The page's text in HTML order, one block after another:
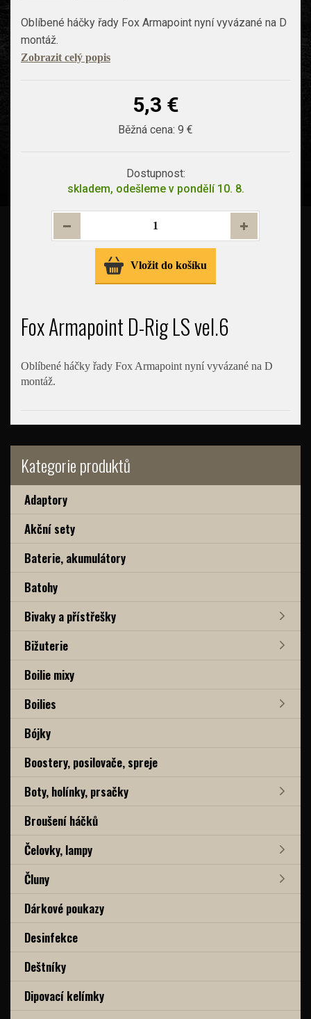
Kategorie produktů
Adaptory
Akční sety
Baterie, akumulátory
Batohy
Bivaky a přístřešky
Bižuterie
Boilie mixy
Boilies
Bójky
Boostery, posilovače, spreje
Boty, holínky, prsačky
Broušení háčků
Čelovky, lampy
Čluny
Dárkové poukazy
Desinfekce
Deštníky
Dipovací kelímky
Oblíbené háčky řady Fox Armapoint nyní vyvázané na D
montáž.
Zobrazit celý popis
5,3 €
Běžná cena: 9 €
Dostupnost:
skladem, odešleme v pondělí 10. 8.
Vložit do košíku
Fox Armapoint D-Rig LS vel.6
Oblíbené háčky řady Fox Armapoint nyní vyvázané na D
montáž.